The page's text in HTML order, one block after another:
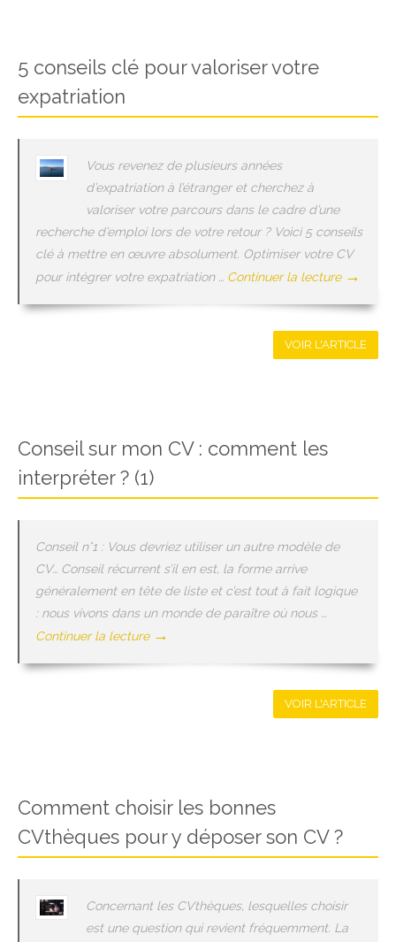
5 conseils clé pour valoriser votre
expatriation
Vous revenez de plusieurs années
d’expatriation à l’étranger et cherchez à
valoriser votre parcours dans le cadre d’une
recherche d’emploi lors de votre retour ? Voici 5 conseils
clé à mettre en œuvre absolument. Optimiser votre CV
pour intégrer votre expatriation … Continuer la lecture →
VOIR L'ARTICLE
Conseil sur mon CV : comment les
interpréter ? (1)
Conseil n°1 : Vous devriez utiliser un autre modèle de
CV… Conseil récurrent s’il en est, la forme arrive
généralement en tête de liste et c’est tout à fait logique
: nous vivons dans un monde de paraître où nous …
Continuer la lecture →
VOIR L'ARTICLE
Comment choisir les bonnes
CVthèques pour y déposer son CV ?
Concernant les CVthèques, lesquelles choisir
est une question qui revient fréquemment. La